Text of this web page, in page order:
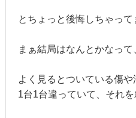
とちょっと後悔しちゃって
まぁ結局はなんとかなって
よく見るとついている傷や
1台1台違っていて、それを